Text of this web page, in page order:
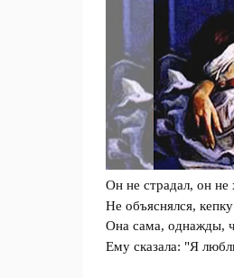
Он не страдал, он не
Не объяснялся,
Она сама, однажды,
Ему сказала: "Я